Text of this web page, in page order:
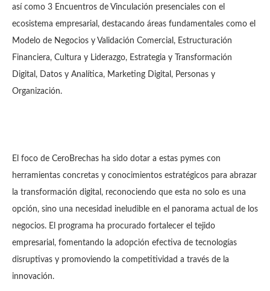
así como 3 Encuentros de Vinculación presenciales con el
ecosistema empresarial, destacando áreas fundamentales como el
Modelo de Negocios y Validación Comercial, Estructuración
Financiera, Cultura y Liderazgo, Estrategia y Transformación
Digital, Datos y Analítica, Marketing Digital, Personas y
Organización.
El foco de CeroBrechas ha sido dotar a estas pymes con
herramientas concretas y conocimientos estratégicos para abrazar
la transformación digital, reconociendo que esta no solo es una
opción, sino una necesidad ineludible en el panorama actual de los
negocios. El programa ha procurado fortalecer el tejido
empresarial, fomentando la adopción efectiva de tecnologías
disruptivas y promoviendo la competitividad a través de la
innovación.